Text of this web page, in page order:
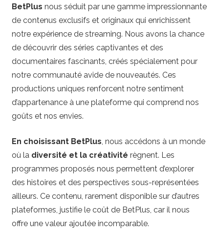
BetPlus nous séduit par une gamme impressionnante
de contenus exclusifs et originaux qui enrichissent
notre expérience de streaming. Nous avons la chance
de découvrir des séries captivantes et des
documentaires fascinants, créés spécialement pour
notre communauté avide de nouveautés. Ces
productions uniques renforcent notre sentiment
d’appartenance à une plateforme qui comprend nos
goûts et nos envies.
En choisissant BetPlus, nous accédons à un monde
où la diversité et la créativité règnent. Les
programmes proposés nous permettent d’explorer
des histoires et des perspectives sous-représentées
ailleurs. Ce contenu, rarement disponible sur d’autres
plateformes, justifie le coût de BetPlus, car il nous
offre une valeur ajoutée incomparable.